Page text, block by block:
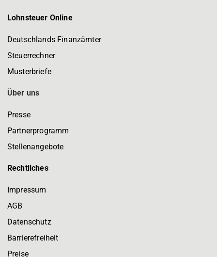
Lohnsteuer Online
Deutschlands Finanzämter
Steuerrechner
Musterbriefe
Über uns
Presse
Partnerprogramm
Stellenangebote
Rechtliches
Impressum
AGB
Datenschutz
Barrierefreiheit
Preise